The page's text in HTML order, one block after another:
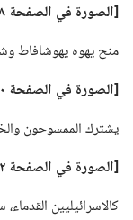
‏[الصورة في الصفحة ١٨]‏
منح يهوه يهوشافاط
‏[الصورة في الصفحة ٢٠]‏
يشترك الممسوحون
‏[الصورة في الصفحة ٢٢]‏
كالاسرائيليين